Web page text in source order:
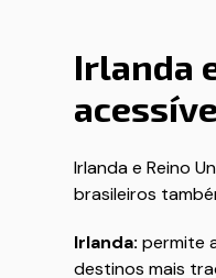
Irlanda
Irlanda e Reino
brasileiros
Irlanda: permite
destinos mais